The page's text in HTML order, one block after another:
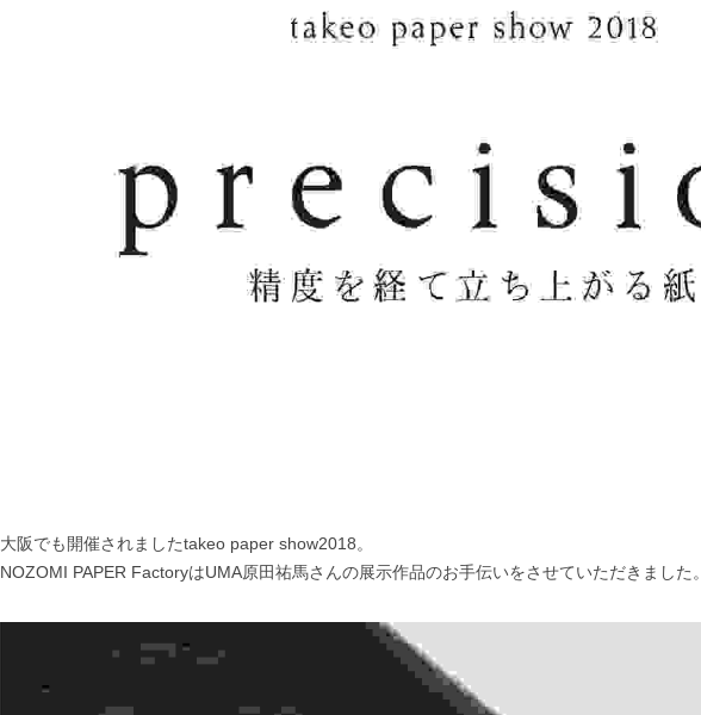
大阪でも開催されましたtakeo paper show2018。
NOZOMI PAPER FactoryはUMA原田祐馬さんの展示作品のお手伝いをさせていただきました。